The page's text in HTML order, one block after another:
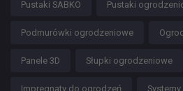
Pustaki SABKO Pustaki
Podmurówki ogrodzeniowe
Panele 3D Słupki ogrodzeniowe
Impregnaty do ogrodzeń